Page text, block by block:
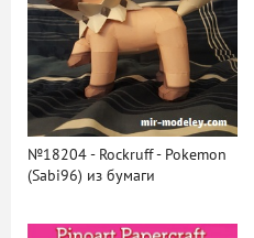
№18204 - Rockruff - Pokemon
(Sabi96) из бумаги